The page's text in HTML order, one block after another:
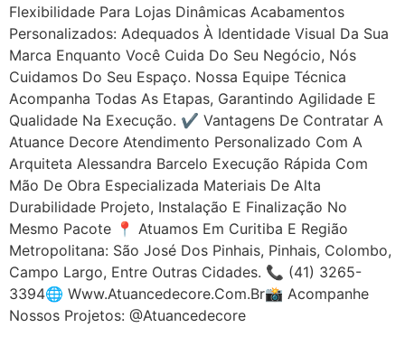
Flexibilidade Para Lojas Dinâmicas Acabamentos
Personalizados: Adequados À Identidade Visual Da Sua
Marca Enquanto Você Cuida Do Seu Negócio, Nós
Cuidamos Do Seu Espaço. Nossa Equipe Técnica
Acompanha Todas As Etapas, Garantindo Agilidade E
Qualidade Na Execução. ✔ Vantagens De Contratar A
Atuance Decore Atendimento Personalizado Com A
Arquiteta Alessandra Barcelo Execução Rápida Com
Mão De Obra Especializada Materiais De Alta
Durabilidade Projeto, Instalação E Finalização No
Mesmo Pacote 📍 Atuamos Em Curitiba E Região
Metropolitana: São José Dos Pinhais, Pinhais, Colombo,
Campo Largo, Entre Outras Cidades. 📞 (41) 3265-
3394🌐 Www.atuancedecore.com.br📸 Acompanhe
Nossos Projetos: @atuancedecore